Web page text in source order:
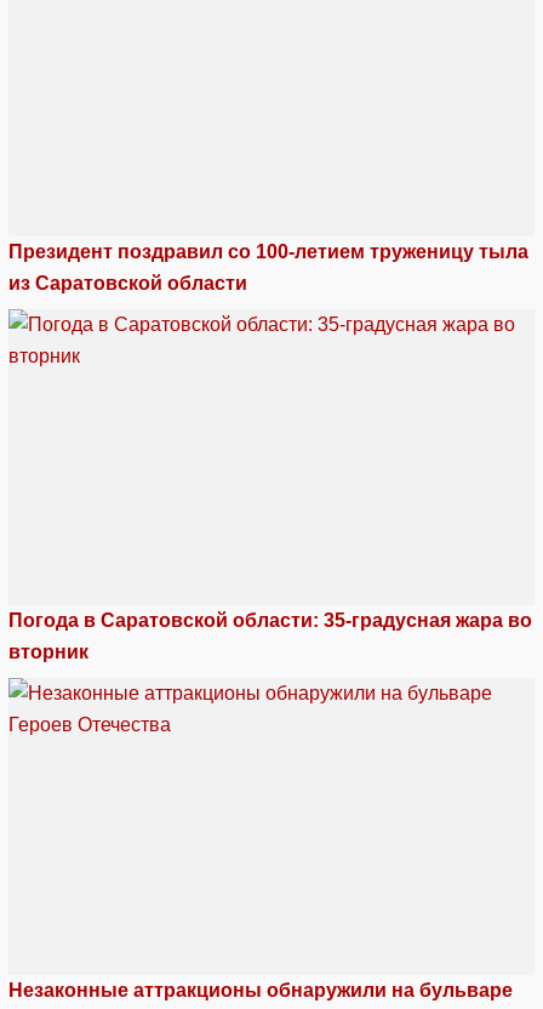
Президент поздравил со 100-летием труженицу тыла
из Саратовской области
Погода в Саратовской области: 35-градусная жара во
вторник
Незаконные аттракционы обнаружили на бульваре